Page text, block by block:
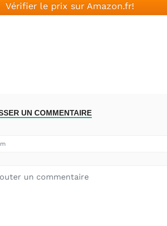
Vérifier le prix sur Amazon.fr!
UN COMMENTAIRE